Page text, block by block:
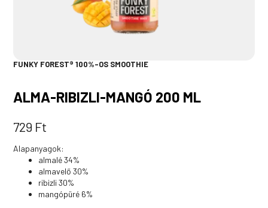
FUNKY FOREST® 100%-OS SMOOTHIE
ALMA-RIBIZLI-MANGÓ 200 ML
729 Ft
Alapanyagok:
almalé 34%
almavelő 30%
ribizli 30%
mangópüré 6%